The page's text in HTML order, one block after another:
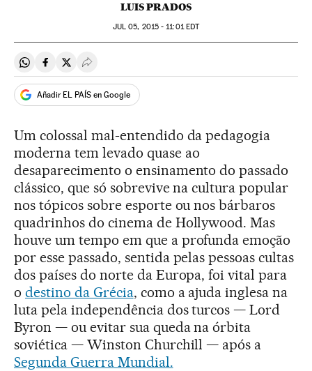
LUIS PRADOS
JUL 05, 2015 - 11:01EDT
Compartir en Whatsapp
Compartir en Facebook
Compartir en Twitter
Desplegar Redes Sociales
Añadir EL PAÍS en Google
Um colossal mal-entendido da pedagogia
moderna tem levado quase ao
desaparecimento o ensinamento do passado
clássico, que só sobrevive na cultura popular
nos tópicos sobre esporte ou nos bárbaros
quadrinhos do cinema de Hollywood. Mas
houve um tempo em que a profunda emoção
por esse passado, sentida pelas pessoas cultas
dos países do norte da Europa, foi vital para
o destino da Grécia, como a ajuda inglesa na
luta pela independência dos turcos — Lord
Byron — ou evitar sua queda na órbita
soviética — Winston Churchill — após a
Segunda Guerra Mundial.